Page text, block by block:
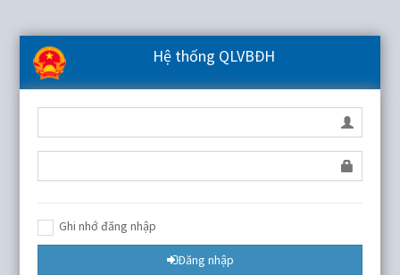
Hệ thống QLVBĐH
Ghi nhớ đăng nhập
Đăng nhập